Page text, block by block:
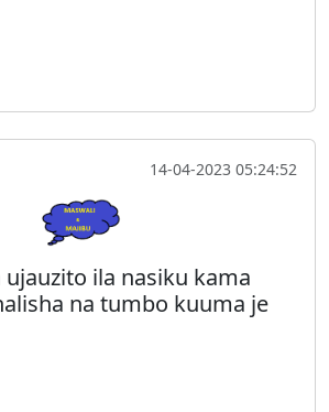
14-04-2023 05:24:52
ujauzito ila nasiku kama
na tumbo kuuma je